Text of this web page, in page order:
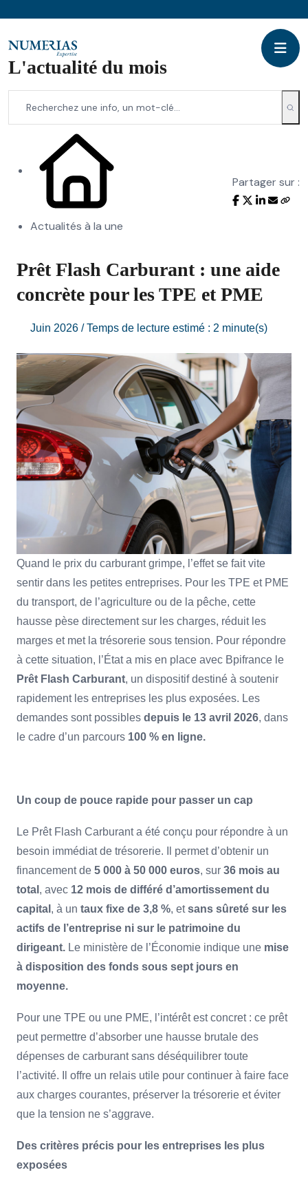
L'actualité du mois
Actualités à la une
Partager sur :
Prêt Flash Carburant : une aide
concrète pour les TPE et PME
Juin 2026 / Temps de lecture estimé : 2 minute(s)
Quand le prix du carburant grimpe, l’effet se fait vite
sentir dans les petites entreprises. Pour les TPE et PME
du transport, de l’agriculture ou de la pêche, cette
hausse pèse directement sur les charges, réduit les
marges et met la trésorerie sous tension. Pour répondre
à cette situation, l’État a mis en place avec Bpifrance le
Prêt Flash Carburant, un dispositif destiné à soutenir
rapidement les entreprises les plus exposées. Les
demandes sont possibles depuis le 13 avril 2026, dans
le cadre d’un parcours 100 % en ligne.
Un coup de pouce rapide pour passer un cap
Le Prêt Flash Carburant a été conçu pour répondre à un
besoin immédiat de trésorerie. Il permet d’obtenir un
financement de 5 000 à 50 000 euros, sur 36 mois au
total , avec 12 mois de différé d’amortissement du
capital , à un taux fixe de 3,8 %, etsans sûreté sur les
actifs de l’entreprise ni sur le patrimoine du
dirigeant. Le ministère de l’Économie indique une mise
à disposition des fonds sous sept jours en
moyenne.
Pour une TPE ou une PME, l’intérêt est concret : ce prêt
peut permettre d’absorber une hausse brutale des
dépenses de carburant sans déséquilibrer toute
l’activité. Il offre un relais utile pour continuer à faire face
aux charges courantes, préserver la trésorerie et éviter
que la tension ne s’aggrave.
Des critères précis pour les entreprises les plus
exposées